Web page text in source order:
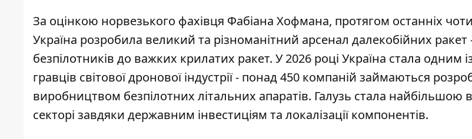
За оцінкою норвезького фахівця Фабіана Хофмана, протягом останніх
Україна розробила великий та різноманітний арсенал далекобійних ракет
безпілотників до важких крилатих ракет. У 2026 році Україна стала одним
гравців світової дронової індустрії - понад 450 компаній займаються
виробництвом безпілотних літальних апаратів. Галузь стала найбільшою
секторі завдяки державним інвестиціям та локалізації компонентів.